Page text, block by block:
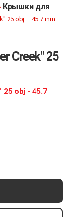
Крышки для
25 obj – 45.7 mm
Creek" 25